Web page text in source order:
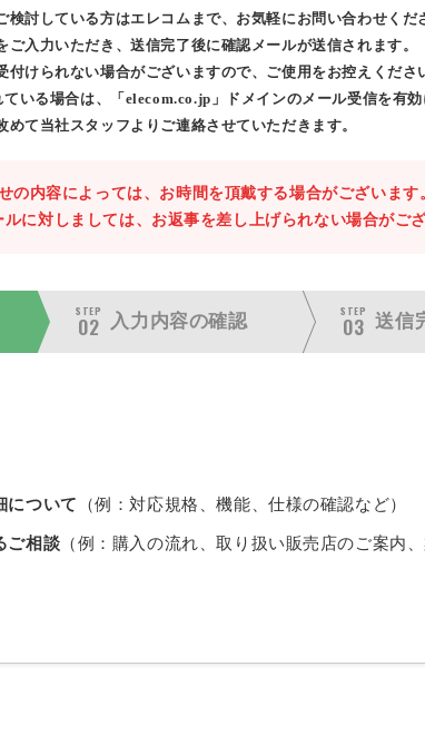
検討している方はエレコムまで、お気軽にお問い合わせくだ
ご入力いただき、送信完了後に確認メールが送信されます。
けられない場合がございますので、ご使用をお控えくださ
いる場合は、「elecom.co.jp」ドメインのメール受信を有効
めて当社スタッフよりご連絡させていただきます。
の内容によっては、お時間を頂戴する場合がございます
に対しましては、お返事を差し上げられない場合がござ
STEP
02 入力内容の確認
STEP
03 送信
について （例：対応規格、機能、仕様の確認など）
ご相談 （例：購入の流れ、取り扱い販売店のご案内